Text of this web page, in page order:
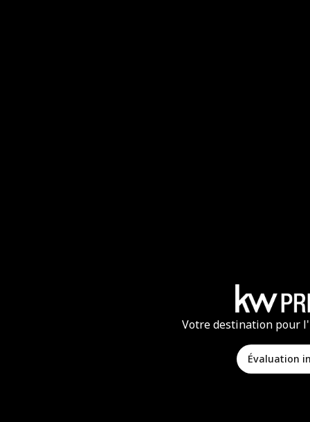
Votre destination pour
Évaluation